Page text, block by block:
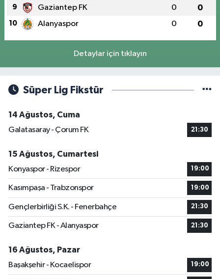
9 Gaziantep FK 0 0
10 Alanyaspor 0 0
Detaylar için tıklayın
Süper Lig Fikstür
14 Ağustos, Cuma
Galatasaray - Çorum FK
21:30
15 Ağustos, Cumartesi
Konyaspor - Rizespor
19:00
Kasımpaşa - Trabzonspor 19:00
Gençlerbirliği S.K. - Fenerbahçe 21:30
Gaziantep FK - Alanyaspor 21:30
16 Ağustos, Pazar
Başakşehir - Kocaelispor
19:00